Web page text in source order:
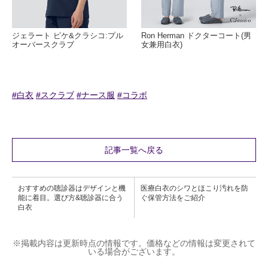
ジェラート ピケ&クラシコ:プル
オーバースクラブ
Ron Herman ドクターコート(男
女兼用白衣)
#白衣 #スクラブ #ナース服 #コラボ
記事一覧へ戻る
おすすめの聴診器はデザインと機
能に着目。選び方&聴診器に合う
白衣
医療白衣のシワとほこり汚れを防
ぐ保管方法をご紹介
※掲載内容は更新時点の情報です。価格などの情報は変更されて
いる場合がございます。